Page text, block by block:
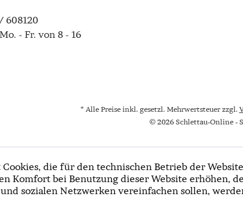
608120
- Fr. von 8 - 16
* Alle Preise inkl. gesetzl. Mehrwertsteuer zzgl.
© 2026 Schlettau-Online -
Cookies, die für den technischen Betrieb der
Komfort bei Benutzung dieser Website erhöhen,
sozialen Netzwerken vereinfachen sollen,